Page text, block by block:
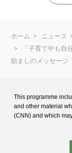
ホーム ニュース
「子育て中も自
励ましのメッセー
This programme
and other material
(CNN) and which